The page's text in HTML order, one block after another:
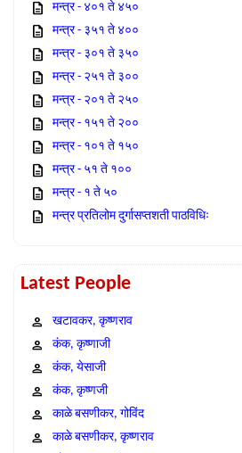
मन्त्र - ४०१ ते ४५०
मन्त्र - ३५१ ते ४००
मन्त्र - ३०१ ते ३५०
मन्त्र - २५१ ते ३००
मन्त्र - २०१ ते २५०
मन्त्र - १५१ ते २००
मन्त्र - १०१ ते १५०
मन्त्र - ५१ ते १००
मन्त्र - १ ते ५०
मन्त्र प्रतिलोम दुर्गासप्तशती पाठविधिः
Latest People
खटावकर, कृष्णराव
कंक, कृष्णाजी
कंक, येसाजी
कंक, कृष्णजी
काळे बसणीकर, गोविंद
काळे बसणीकर, कृष्णराव